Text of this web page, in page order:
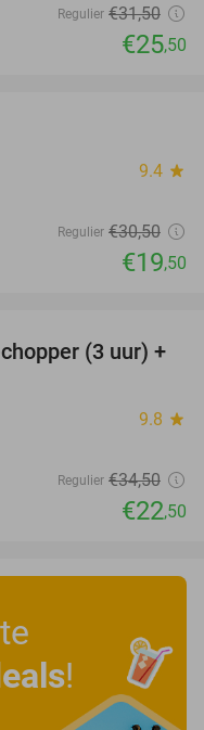
Regulier €31,50
€25,50
9.4 star
Regulier €30,50
€19,50
35%
(3 uur) +
9.8 star
Regulier €34,50
€22,50
!